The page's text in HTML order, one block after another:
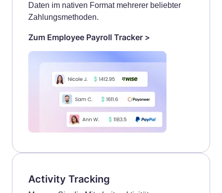
Daten im nativen Format mehrerer beliebter
Zahlungsmethoden.
Zum Employee Payroll Tracker >
Activity Tracking